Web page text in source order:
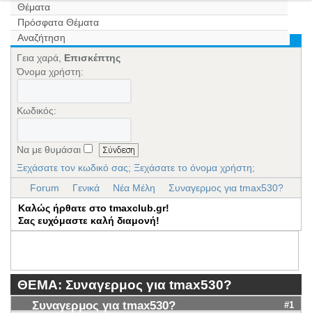
Θέματα
Πρόσφατα Θέματα
Αναζήτηση
Γεια χαρά, Επισκέπτης
Όνομα χρήστη:
Κωδικός:
Να με θυμάσαι
Ξεχάσατε τον κωδικό σας; Ξεχάσατε το όνομα χρήστη;
Forum
Γενικά Νέα Μέλη
Συναγερμος για tmax530?
Καλώς ήρθατε στο tmaxclub.gr!
Σας ευχόμαστε καλή διαμονή!
ΘΕΜΑ: Συναγερμος για tmax530?
Συναγερμος για tmax530? #1